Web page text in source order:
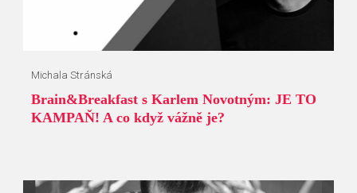
Michala Stránská
Brain&Breakfast s Karlem Novotným: JE TO
KAMPAŇ! A co když vážně je?